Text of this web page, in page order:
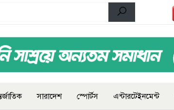
সারাদেশ স্পোর্টস এন্টারটেইনমেন্ট